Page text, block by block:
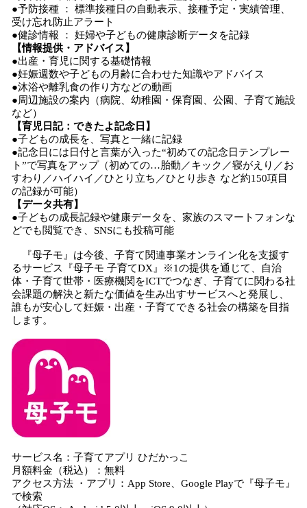
●予防接種 ： 標準接種日の自動表示、接種予定・実績管理、
受け忘れ防止アラート
●健診情報 ： 妊婦や子どもの健康診断データを記録
【情報提供・アドバイス】
●出産・育児に関する基礎情報
●妊娠週数や子どもの月齢に合わせた知識やアドバイス
●沐浴や離乳食の作り方などの動画
●周辺施設の案内（病院、幼稚園・保育園、公園、子育て施設
など）
【育児日記：できたよ記念日】
●子どもの成長を、写真と一緒に記録
●記念日には日付と言葉が入った“初めての記念日テンプレー
ト”で写真をアップ（初めての…胎動／キック／寝がえり／お
すわり／ハイハイ／ひとり立ち／ひとり歩き など約150項目
の記録が可能）
【データ共有】
●子どもの成長記録や健康データを、家族のスマートフォンな
どでも閲覧でき、SNSにも投稿可能
『母子モ』は今後、子育て関連事業オンライン化を支援す
るサービス『母子モ 子育てDX』※1の提供を通じて、自治
体・子育て世帯・医療機関をICTでつなぎ、子育てに関わる社
会課題の解決と新たな価値を生み出すサービスへと発展し、
誰もが安心して妊娠・出産・子育てできる社会の構築を目指
します。
サービス名：子育てアプリ ひだかっこ
月額料金（税込）：無料
アクセス方法 ・アプリ：App Store、Google Playで『母子モ』
で検索